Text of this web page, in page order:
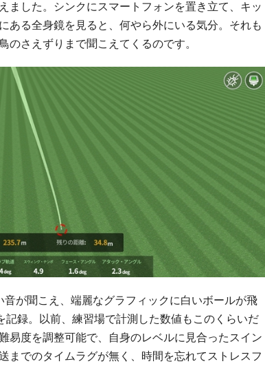
ました。シンクにスマートフォンを置き立て、キッ
ある全身鏡を見ると、何やら外にいる気分。それも
のさえずりまで聞こえてくるのです。
が聞こえ、端麗なグラフィックに白いボールが飛
記録。以前、練習場で計測した数値もこのくらいだ
易度を調整可能で、自身のレベルに見合ったスイン
までのタイムラグが無く、時間を忘れてストレスフ